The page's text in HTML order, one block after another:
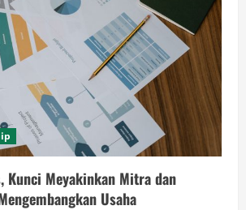
Kunci Meyakinkan Mitra dan
Usaha